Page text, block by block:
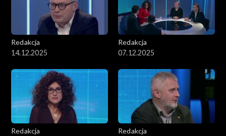
Redakcja
14.12.2025
Redakcja
07.12.2025
Redakcja
Redakcja